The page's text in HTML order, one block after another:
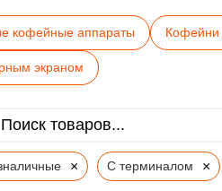
кофейные аппараты
экраном
× С терминалом ×